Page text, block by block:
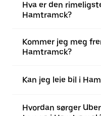
Hva er den
Hamtramck?
Kommer jeg meg
Hamtramck?
Kan jeg leie bil i
Hvordan sørger